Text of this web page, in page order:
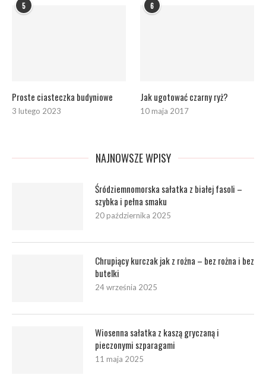
5
Proste ciasteczka budyniowe
3 lutego 2023
6
Jak ugotować czarny ryż?
10 maja 2017
NAJNOWSZE WPISY
Śródziemnomorska sałatka z białej fasoli –
szybka i pełna smaku
20 października 2025
Chrupiący kurczak jak z rożna – bez rożna i bez
butelki
24 września 2025
Wiosenna sałatka z kaszą gryczaną i
pieczonymi szparagami
11 maja 2025